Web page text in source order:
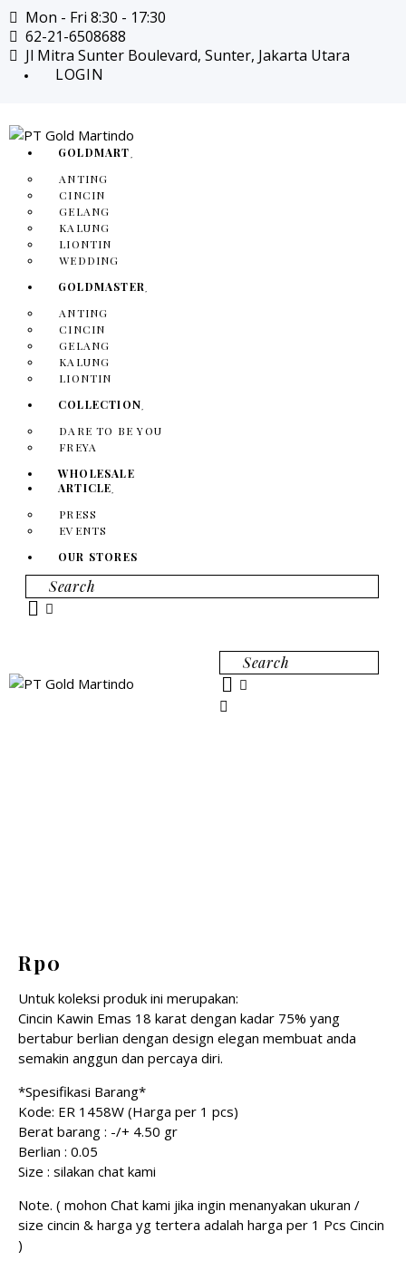
Mon - Fri 8:30 - 17:30
62-21-6508688
Jl Mitra Sunter Boulevard, Sunter, Jakarta Utara
LOGIN
GOLDMART
ANTING
CINCIN
GELANG
KALUNG
LIONTIN
WEDDING
GOLDMASTER
ANTING
CINCIN
GELANG
KALUNG
LIONTIN
COLLECTION
DARE TO BE YOU
FREYA
WHOLESALE
ARTICLE
PRESS
EVENTS
OUR STORES
Rp0
Untuk koleksi produk ini merupakan:
Cincin Kawin Emas 18 karat dengan kadar 75% yang
bertabur berlian dengan design elegan membuat anda
semakin anggun dan percaya diri.
*Spesifikasi Barang*
Kode: ER 1458W (Harga per 1 pcs)
Berat barang : -/+ 4.50 gr
Berlian : 0.05
Size : silakan chat kami
Note. ( mohon Chat kami jika ingin menanyakan ukuran /
size cincin & harga yg tertera adalah harga per 1 Pcs Cincin
)